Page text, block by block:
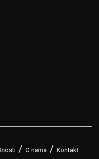
O nama Kontakt